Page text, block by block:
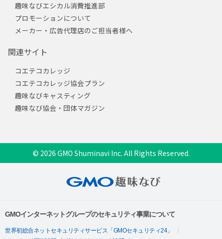
趣味なびエシカル消費推進部
プロモーションについて
メーカー・広告代理店のご担当者様へ
関連サイト
コエテコカレッジ
コエテコカレッジ協会プラン
趣味なびキャスティング
趣味なび協会・団体マガジン
© 2026 GMO Shuminavi Inc. All Rights Reserved.